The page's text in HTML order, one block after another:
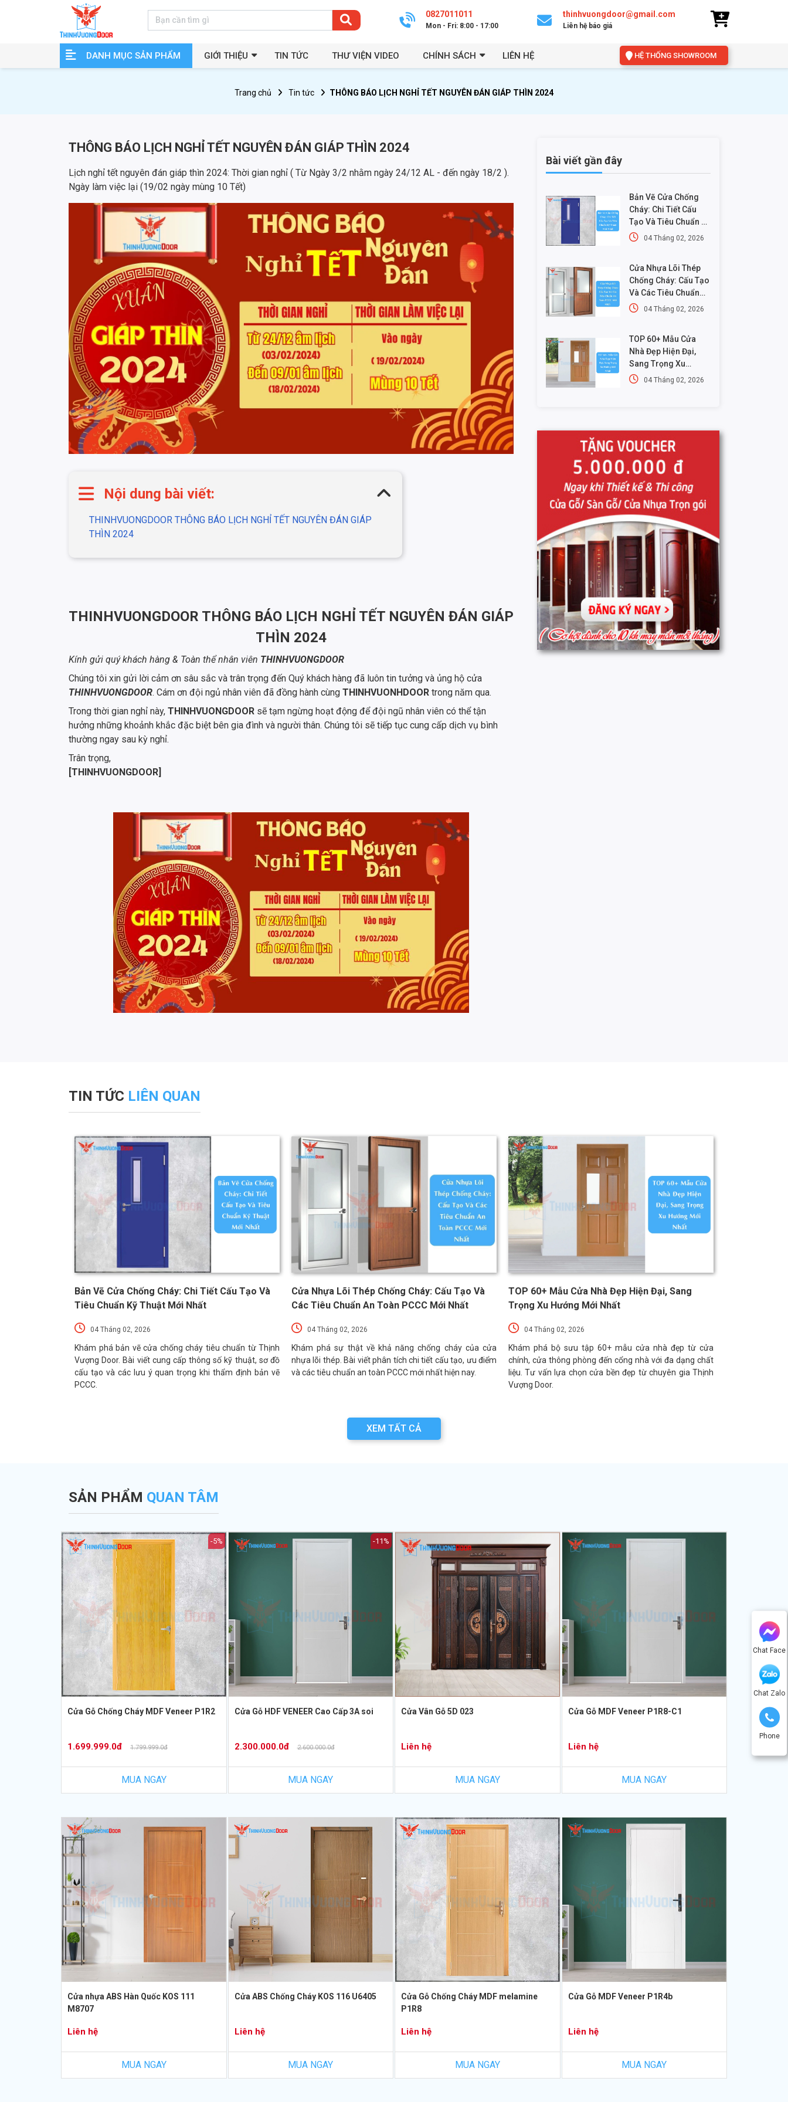
0827011011
Mon - Fri: 8:00 - 17:00
thinhvuongdoor@gmail.com
Liên hệ báo giá
DANH MỤC SẢN PHẨM GIỚI THIỆU TIN TỨC THƯ VIỆN VIDEO CHÍNH SÁCH LIÊN HỆ HỆ THỐNG SHOWROOM
Chat Face
Chat Zalo
Phone
Trang chủ Tin tức THÔNG BÁO LỊCH NGHỈ TẾT NGUYÊN ĐÁN GIÁP THÌN 2024
THÔNG BÁO LỊCH NGHỈ TẾT NGUYÊN ĐÁN GIÁP THÌN 2024
Lịch nghỉ tết nguyên đán giáp thìn 2024: Thời gian nghỉ ( Từ Ngày 3/2 nhằm ngày 24/12 AL - đến ngày 18/2 ).
Ngày làm việc lại (19/02 ngày mùng 10 Tết)
Nội dung bài viết:
THINHVUONGDOOR THÔNG BÁO LỊCH NGHỈ TẾT NGUYÊN ĐÁN GIÁP
THÌN 2024
THINHVUONGDOOR THÔNG BÁO LỊCH NGHỈ TẾT NGUYÊN ĐÁN GIÁP
THÌN 2024
Kính gửi quý khách hàng & Toàn thể nhân viên THINHVUONGDOOR
Chúng tôi xin gửi lời cảm ơn sâu sắc và trân trọng đến Quý khách hàng đã luôn tin tưởng và ủng hộ cửa
THINHVUONGDOOR. Cám ơn đội ngủ nhân viên đã đồng hành cùng THINHVUONHDOOR trong năm qua.
Trong thời gian nghỉ này, THINHVUONGDOOR sẽ tạm ngừng hoạt động để đội ngũ nhân viên có thể tận
hưởng những khoảnh khắc đặc biệt bên gia đình và người thân. Chúng tôi sẽ tiếp tục cung cấp dịch vụ bình
thường ngay sau kỳ nghỉ.
Trân trọng,
[THINHVUONGDOOR]
Bài viết gần đây
Bản Vẽ Cửa Chống
Cháy: Chi Tiết Cấu
Tạo Và Tiêu Chuẩn Kỹ
Thuật Mới Nhất
04 Tháng 02, 2026
Cửa Nhựa Lõi Thép
Chống Cháy: Cấu Tạo
Và Các Tiêu Chuẩn
An Toàn PCCC Mới
04 Tháng 02, 2026
TOP 60+ Mẫu Cửa
Nhà Đẹp Hiện Đại,
Sang Trọng Xu
Hướng Mới Nhất
04 Tháng 02, 2026
TIN TỨC LIÊN QUAN
Bản Vẽ Cửa Chống Cháy: Chi Tiết Cấu Tạo Và
Tiêu Chuẩn Kỹ Thuật Mới Nhất
04 Tháng 02, 2026
Khám phá bản vẽ cửa chống cháy tiêu chuẩn từ Thịnh
Vượng Door. Bài viết cung cấp thông số kỹ thuật, sơ đồ
cấu tạo và các lưu ý quan trọng khi thẩm định bản vẽ
PCCC.
Cửa Nhựa Lõi Thép Chống Cháy: Cấu Tạo Và
Các Tiêu Chuẩn An Toàn PCCC Mới Nhất
04 Tháng 02, 2026
Khám phá sự thật về khả năng chống cháy của cửa
nhựa lõi thép. Bài viết phân tích chi tiết cấu tạo, ưu điểm
và các tiêu chuẩn an toàn PCCC mới nhất hiện nay.
TOP 60+ Mẫu Cửa Nhà Đẹp Hiện Đại, Sang
Trọng Xu Hướng Mới Nhất
04 Tháng 02, 2026
Khám phá bộ sưu tập 60+ mẫu cửa nhà đẹp từ cửa
chính, cửa thông phòng đến cổng nhà với đa dạng chất
liệu. Tư vấn lựa chọn cửa bền đẹp từ chuyên gia Thịnh
Vượng Door.
XEM TẤT CẢ
SẢN PHẨM QUAN TÂM
-5%
Cửa Gỗ Chống Cháy MDF Veneer P1R2
1.699.999.0đ 1.799.999.0đ
MUA NGAY
-11%
Cửa Gỗ HDF VENEER Cao Cấp 3A soi
2.300.000.0đ 2.600.000.0đ
MUA NGAY
Cửa Vân Gỗ 5D 023
Liên hệ
MUA NGAY
Cửa Gỗ MDF Veneer P1R8-C1
Liên hệ
MUA NGAY
Cửa nhựa ABS Hàn Quốc KOS 111
M8707
Liên hệ
MUA NGAY
Cửa ABS Chống Cháy KOS 116 U6405
Liên hệ
MUA NGAY
Cửa Gỗ Chống Cháy MDF melamine
P1R8
Liên hệ
MUA NGAY
Cửa Gỗ MDF Veneer P1R4b
Liên hệ
MUA NGAY